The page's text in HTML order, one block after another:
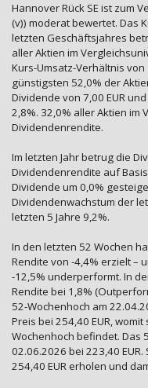
Hannover Rück SE ist zum
(v)) moderat bewertet. Das
letzten Geschäftsjahres
aller Aktien im
Kurs-Umsatz-Verhältnis
günstigsten 52,0% der
Dividende von 7,00 EUR
2,8%. 32,0% aller Aktien
Dividendenrendite.
Im letzten Jahr betrug die
Dividendenrendite auf
Dividende um 0,0%
Dividendenwachstum der
letzten 5 Jahre 9,2%.
In den letzten 52 Wochen
Rendite von -4,4% erzielt –
-12,5% underperformt. In
Rendite bei 1,8%
52-Wochenhoch am
Preis bei 254,40 EUR,
Wochenhoch befindet. Das
02.06.2026 bei 223,40
254,40 EUR erholen und